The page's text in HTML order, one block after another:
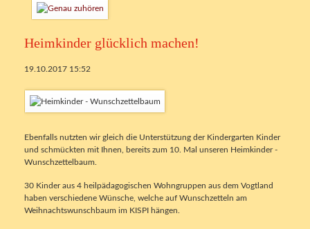
Heimkinder glücklich machen!
19.10.2017 15:52
Ebenfalls nutzten wir gleich die Unterstützung der Kindergarten Kinder
und schmückten mit Ihnen, bereits zum 10. Mal unseren Heimkinder -
Wunschzettelbaum.
30 Kinder aus 4 heilpädagogischen Wohngruppen aus dem Vogtland
haben verschiedene Wünsche, welche auf Wunschzetteln am
Weihnachtswunschbaum im KISPI hängen.